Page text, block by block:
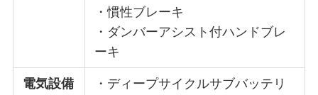
・慣性ブレーキ
・ダンバーアシスト付ハンドブレ
ーキ
電気設備
・ディープサイクルサブバッテリ